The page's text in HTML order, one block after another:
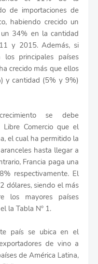
de importaciones de
habiendo crecido un
34% en la cantidad
y 2015. Además, si
principales países
crecido más que ellos
y cantidad (5% y 9%)
se debe
Comercio que el
el cual ha permitido la
hasta llegar a
Francia paga una
respectivamente. El
dólares, siendo el más
los mayores países
la Tabla Nº 1.
país se ubica en el
de vino a
de América Latina,